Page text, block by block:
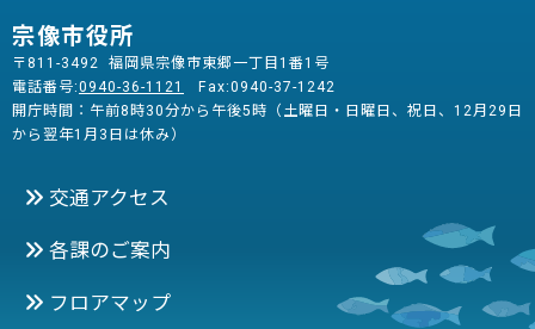
宗像市役所
〒811-3492 福岡県宗像市東郷一丁目1番1号
電話番号:0940-36-1121
Fax:0940-37-1242
開庁時間：午前8時30分から午後5時（土曜日・日曜日、祝日、12月29日
から翌年1月3日は休み）
交通アクセス
各課のご案内
フロアマップ